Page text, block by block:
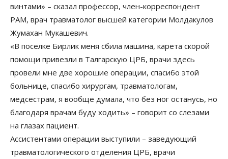
винтами» – сказал профессор, член-корреспондент
РАМ, врач травматолог высшей категории Молдакулов
Жумахан Мукашевич.
«В поселке Бирлик меня сбила машина, карета скорой
помощи привезли в Талгарскую ЦРБ, врачи здесь
провели мне две хорошие операции, спасибо этой
больнице, спасибо хирургам, травматологам,
медсестрам, я вообще думала, что без ног останусь, но
благодаря врачам буду ходить» – говорит со слезами
на глазах пациент.
Ассистентами операции выступили – заведующий
травматологического отделения ЦРБ, врачи